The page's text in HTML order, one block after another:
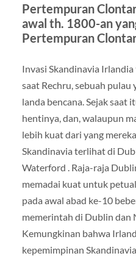
Pertempuran
awal th. 1800-an
Pertempuran
Invasi Skandinavia
saat Rechru, sebuah
landa bencana. Sejak
hentinya, dan, walaupun
lebih kuat dari yang
Skandinavia terlihat di
Waterford . Raja-raja
memadai kuat untuk
pada awal abad ke-10
memerintah di Dublin dan
Kemungkinan bahwa
kepemimpinan